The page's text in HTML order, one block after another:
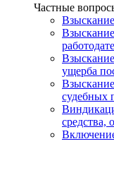
Услуги
Частные
ущерба
судебных
средства,